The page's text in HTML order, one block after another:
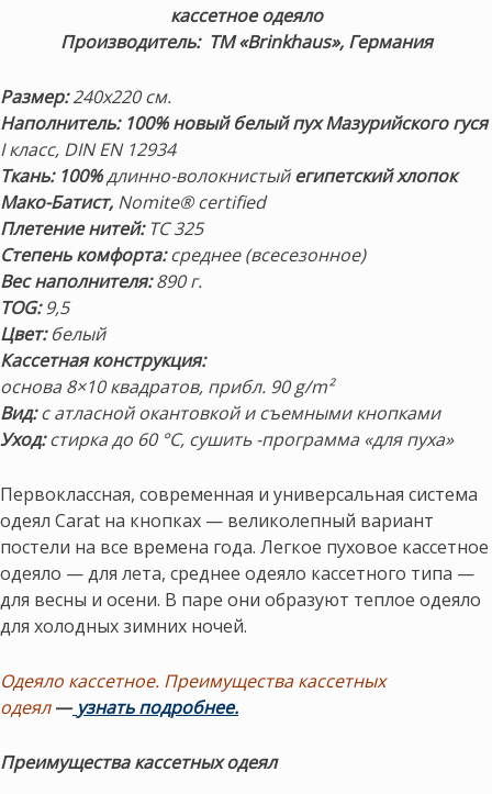
кассетное одеяло
Производитель: ТМ «Brinkhaus», Германия
Размер:240х220 см.
Наполнитель: 100% новый белый пух Мазурийского гуся
I класс, DIN EN 12934
Ткань: 100%длинно-волокнистыйегипетский хлопок
Мако-Батист, Nomite® certified
Плетение нитей:TC 325
Степень комфорта:среднее (всесезонное)
Вес наполнителя:890 г.
TOG:9,5
Цвет:белый
Кассетная конструкция:
основа 8×10 квадратов, прибл. 90 g/m²
Вид:с атласной окантовкой и съемными кнопками
Уход:стирка до 60 °C, сушить -программа «для пуха»
Первоклассная, современная и универсальная система
одеял Carat на кнопках — великолепный вариант
постели на все времена года. Легкое пуховое кассетное
одеяло — для лета, среднее одеяло кассетного типа —
для весны и осени. В паре они образуют теплое одеяло
для холодных зимних ночей.
Одеяло кассетное. Преимущества кассетных
одеял — узнать подробнее.
Преимущества кассетных одеял